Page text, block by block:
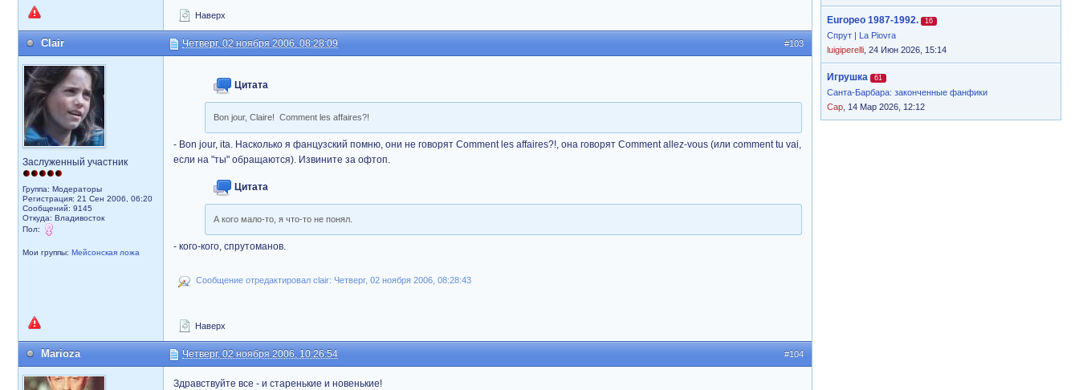
Europeo 1987-1992. 16
Спрут | La Piovra
luigiperelli , 24 Июн 2026, 15:14
Игрушка 61
Санта-Барбара: законченные фанфики
Cap , 14 Мар 2026, 12:12
Наверх
#103
Clair Четверг, 02 ноября 2006, 08:28:09
Заслуженный участник
Группа: Модераторы
Регистрация: 21 Сен 2006, 06:20
Сообщений: 9145
Откуда: Владивосток
Пол:
Мои группы: Мейсонская ложа
Цитата
Bon jour, Claire! Comment les affaires?!
- Bon jour, ita. Насколько я фанцузский помню, они не говорят Comment les affaires?!, она говорят Comment allez-vous (или comment tu vai,
если на "ты" обращаются). Извините за офтоп.
Цитата
А кого мало-то, я что-то не понял.
- кого-кого, спрутоманов.
Сообщение отредактировал clair: Четверг, 02 ноября 2006, 08:28:43
Наверх
#104
Marioza Четверг, 02 ноября 2006, 10:26:54
Здравствуйте все - и старенькие и новенькие!